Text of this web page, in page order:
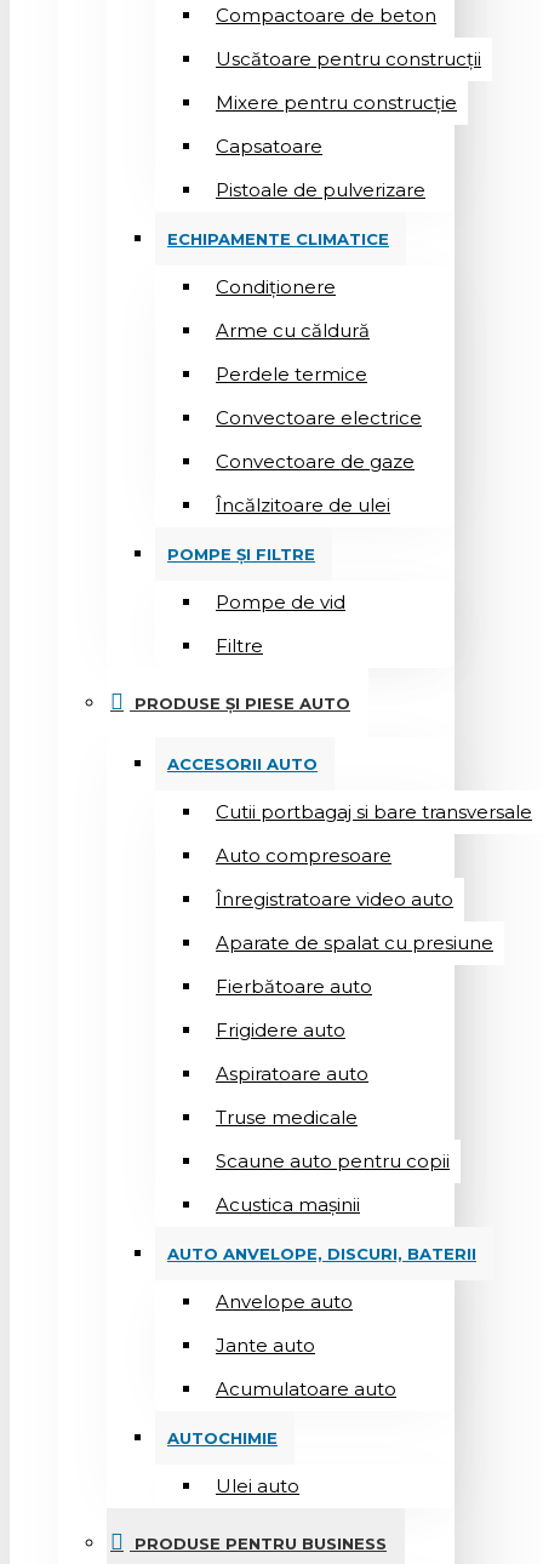
Compactoare de beton
Uscătoare pentru construcții
Mixere pentru construcție
Capsatoare
Pistoale de pulverizare
ECHIPAMENTE CLIMATICE
Condiționere
Arme cu căldură
Perdele termice
Convectoare electrice
Convectoare de gaze
Încălzitoare de ulei
POMPE ȘI FILTRE
Pompe de vid
Filtre
PRODUSE ȘI PIESE AUTO
ACCESORII AUTO
Cutii portbagaj si bare transversale
Auto compresoare
Înregistratoare video auto
Aparate de spalat cu presiune
Fierbătoare auto
Frigidere auto
Aspiratoare auto
Truse medicale
Scaune auto pentru copii
Acustica mașinii
AUTO ANVELOPE, DISCURI, BATERII
Anvelope auto
Jante auto
Acumulatoare auto
AUTOCHIMIE
Ulei auto
PRODUSE PENTRU BUSINESS